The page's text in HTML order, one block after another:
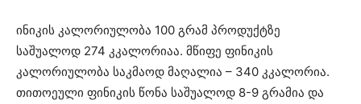
ინიკის კალორიულობა 100 გრამ პროდუქტზე
საშუალოდ 274 კკალორიაა. მწიფე ფინიკის
კალორიულობა საკმაოდ მაღალია – 340 კკალორია.
თითოეული ფინიკის წონა საშუალოდ 8-9 გრამია და